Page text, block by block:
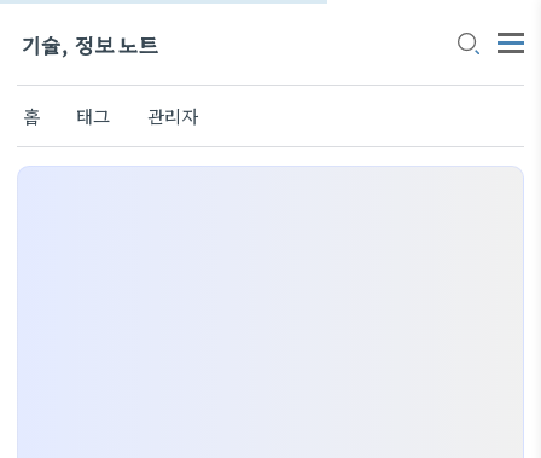
기술, 정보 노트
홈 태그 관리자